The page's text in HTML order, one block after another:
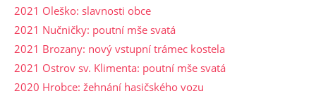
2021 Oleško: slavnosti obce
2021 Nučničky: poutní mše svatá
2021 Brozany: nový vstupní trámec kostela
2021 Ostrov sv. Klimenta: poutní mše svatá
2020 Hrobce: žehnání hasičského vozu